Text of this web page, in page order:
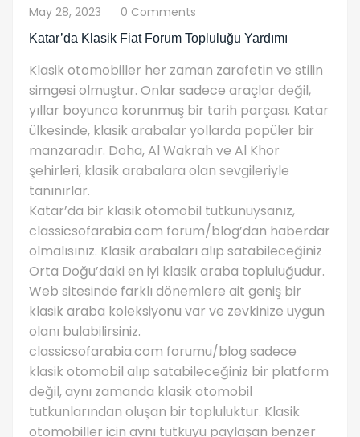
May 28, 2023 0 Comments
Katar’da Klasik Fiat Forum Topluluğu Yardımı
Klasik otomobiller her zaman zarafetin ve stilin
simgesi olmuştur. Onlar sadece araçlar değil,
yıllar boyunca korunmuş bir tarih parçası. Katar
ülkesinde, klasik arabalar yollarda popüler bir
manzaradır. Doha, Al Wakrah ve Al Khor
şehirleri, klasik arabalara olan sevgileriyle
tanınırlar.
Katar’da bir klasik otomobil tutkunuysanız,
classicsofarabia.com forum/blog’dan haberdar
olmalısınız. Klasik arabaları alıp satabileceğiniz
Orta Doğu’daki en iyi klasik araba topluluğudur.
Web sitesinde farklı dönemlere ait geniş bir
klasik araba koleksiyonu var ve zevkinize uygun
olanı bulabilirsiniz.
classicsofarabia.com forumu/blog sadece
klasik otomobil alıp satabileceğiniz bir platform
değil, aynı zamanda klasik otomobil
tutkunlarından oluşan bir topluluktur. Klasik
otomobiller için aynı tutkuyu paylaşan benzer